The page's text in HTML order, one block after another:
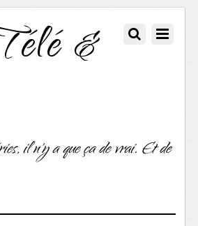
&
il n'y a que ça de vrai. Et de